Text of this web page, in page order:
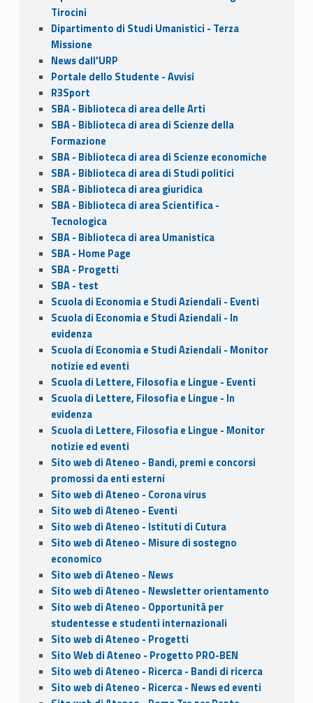
Tirocini
Dipartimento di Studi Umanistici - Terza
Missione
News dall'URP
Portale dello Studente - Avvisi
R3Sport
SBA - Biblioteca di area delle Arti
SBA - Biblioteca di area di Scienze della
Formazione
SBA - Biblioteca di area di Scienze economiche
SBA - Biblioteca di area di Studi politici
SBA - Biblioteca di area giuridica
SBA - Biblioteca di area Scientifica -
Tecnologica
SBA - Biblioteca di area Umanistica
SBA - Home Page
SBA - Progetti
SBA - test
Scuola di Economia e Studi Aziendali - Eventi
Scuola di Economia e Studi Aziendali - In
evidenza
Scuola di Economia e Studi Aziendali - Monitor
notizie ed eventi
Scuola di Lettere, Filosofia e Lingue - Eventi
Scuola di Lettere, Filosofia e Lingue - In
evidenza
Scuola di Lettere, Filosofia e Lingue - Monitor
notizie ed eventi
Sito web di Ateneo - Bandi, premi e concorsi
promossi da enti esterni
Sito web di Ateneo - Corona virus
Sito web di Ateneo - Eventi
Sito web di Ateneo - Istituti di Cutura
Sito web di Ateneo - Misure di sostegno
economico
Sito web di Ateneo - News
Sito web di Ateneo - Newsletter orientamento
Sito web di Ateneo - Opportunità per
studentesse e studenti internazionali
Sito web di Ateneo - Progetti
Sito Web di Ateneo - Progetto PRO-BEN
Sito web di Ateneo - Ricerca - Bandi di ricerca
Sito web di Ateneo - Ricerca - News ed eventi